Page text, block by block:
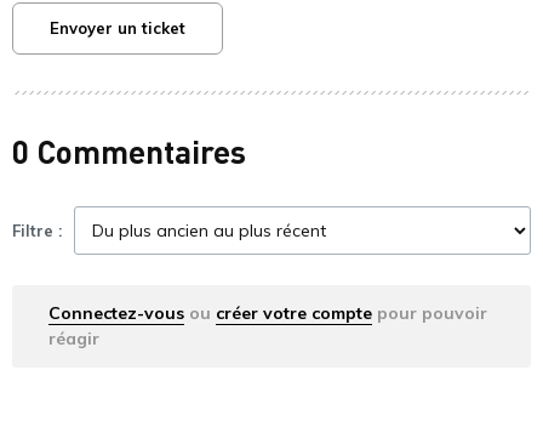
Envoyer un ticket
0 Commentaires
Filtre :
Connectez-vous ou créer votre compte pour pouvoir
réagir